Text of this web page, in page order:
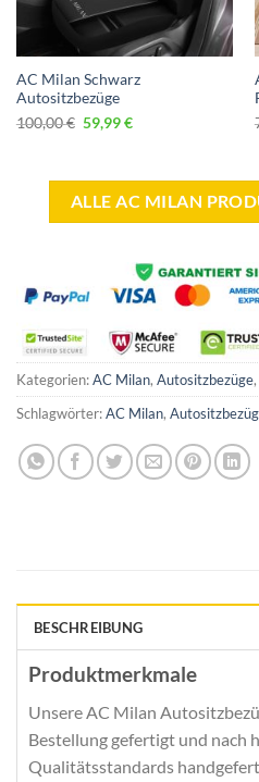
AC Milan Schwarz
Autositzbezüge
100,00€ Ursprünglicher
Preis
59,99€Aktueller
ALLE AC MILAN
Kategorien:AC Milan, Autositzbezüge,
Schlagwörter:AC Milan,
BESCHREIBUNG
Produktmerkmale
Unsere AC Milan
Bestellung gefertigt und nach
Qualitätsstandards